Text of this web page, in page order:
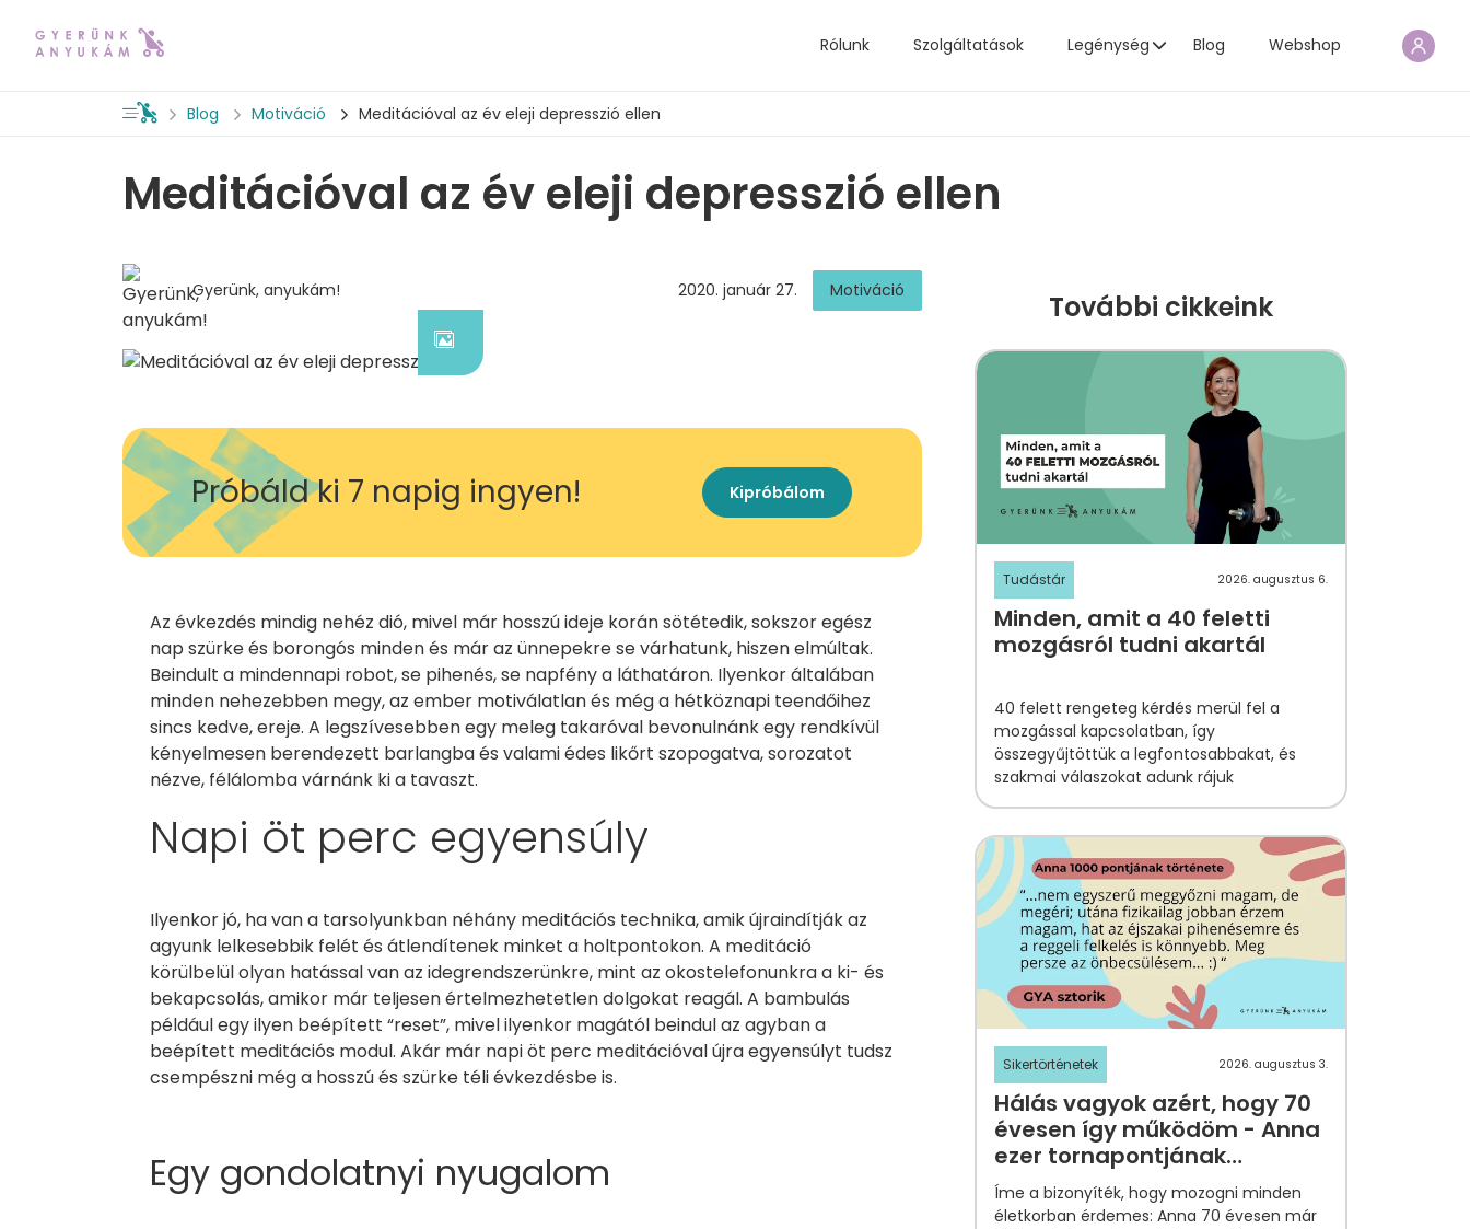
Rólunk Szolgáltatások Legénység Blog Webshop
Blog Motiváció Meditációval az év eleji depresszió ellen
Meditációval az év eleji depresszió ellen
Gyerünk, anyukám! 2020. január 27. Motiváció
Próbáld ki 7 napig ingyen! Kipróbálom
Az évkezdés mindig nehéz dió, mivel már hosszú ideje korán sötétedik, sokszor egész
nap szürke és borongós minden és már az ünnepekre se várhatunk, hiszen elmúltak.
Beindult a mindennapi robot, se pihenés, se napfény a láthatáron. Ilyenkor általában
minden nehezebben megy, az ember motiválatlan és még a hétköznapi teendőihez
sincs kedve, ereje. A legszívesebben egy meleg takaróval bevonulnánk egy rendkívül
kényelmesen berendezett barlangba és valami édes likőrt szopogatva, sorozatot
nézve, félálomba várnánk ki a tavaszt.
Napi öt perc egyensúly
Ilyenkor jó, ha van a tarsolyunkban néhány meditációs technika, amik újraindítják az
agyunk lelkesebbik felét és átlendítenek minket a holtpontokon. A meditáció
körülbelül olyan hatással van az idegrendszerünkre, mint az okostelefonunkra a ki- és
bekapcsolás, amikor már teljesen értelmezhetetlen dolgokat reagál. A bambulás
például egy ilyen beépített “reset”, mivel ilyenkor magától beindul az agyban a
beépített meditációs modul. Akár már napi öt perc meditációval újra egyensúlyt tudsz
csempészni még a hosszú és szürke téli évkezdésbe is.
Egy gondolatnyi nyugalom
További cikkeink
Tudástár 2026. augusztus 6.
Minden, amit a 40 feletti
mozgásról tudni akartál
40 felett rengeteg kérdés merül fel a
mozgással kapcsolatban, így
összegyűjtöttük a legfontosabbakat, és
szakmai válaszokat adunk rájuk
Sikertörténetek 2026. augusztus 3.
Hálás vagyok azért, hogy 70
évesen így működöm - Anna
ezer tornapontjának
története
Íme a bizonyíték, hogy mozogni minden
életkorban érdemes: Anna 70 évesen már